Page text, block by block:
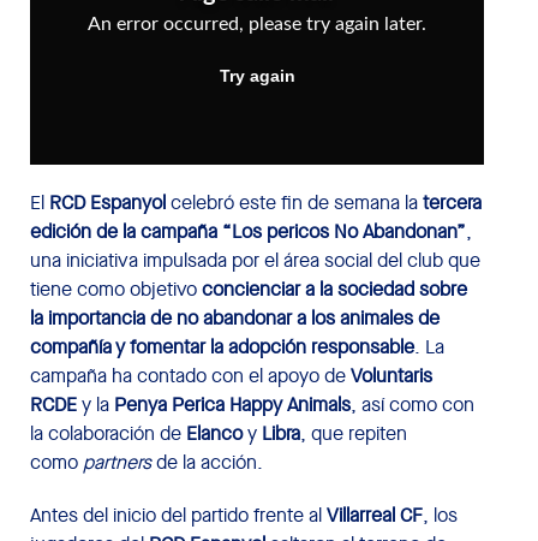
El RCD Espanyolcelebró este fin de semana latercera
edición de la campaña “Los pericos No Abandonan”,
una iniciativa impulsada por el área social del club que
tiene como objetivoconcienciar a la sociedad sobre
la importancia de no abandonar a los animales de
compañía y fomentar la adopción responsable. La
campaña ha contado con el apoyo deVoluntaris
RCDEy la Penya Perica Happy Animals, así como con
la colaboración de Elancoy Libra, que repiten
como partnersde la acción.
Antes del inicio del partido frente alVillarreal CF, los